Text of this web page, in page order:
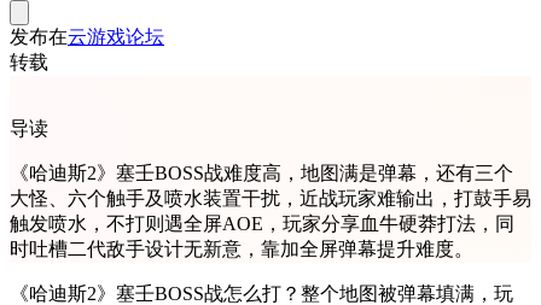
发布在云游戏论坛
转载
导读
《哈迪斯2》塞壬BOSS战难度高，地图满是弹幕，还有三个
大怪、六个触手及喷水装置干扰，近战玩家难输出，打鼓手易
触发喷水，不打则遇全屏AOE，玩家分享血牛硬莽打法，同
时吐槽二代敌手设计无新意，靠加全屏弹幕提升难度。
《哈迪斯2》塞壬BOSS战怎么打？整个地图被弹幕填满，玩